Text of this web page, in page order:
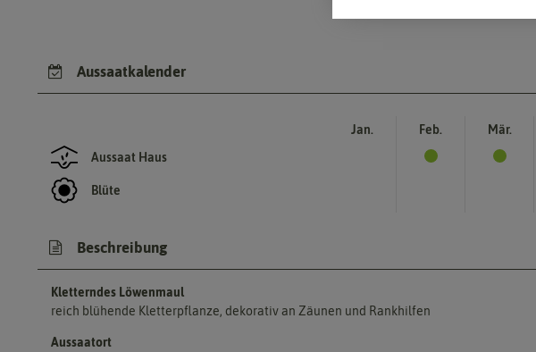
Aussaatkalender
Aussaat Haus
Blüte
Jan. Feb. Mär.
Beschreibung
Kletterndes Löwenmaul
reich blühende Kletterpflanze, dekorativ an Zäunen und Rankhilfen
Aussaatort